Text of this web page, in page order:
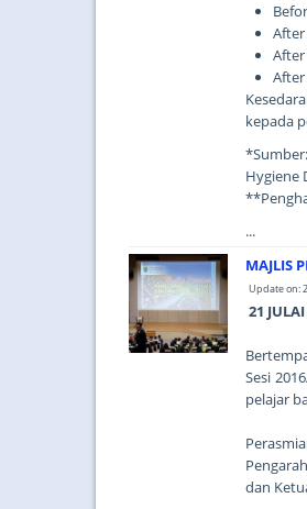
kepada
Hygiene
...
MAJLIS
Update on:
21
Sesi
pelajar
dan